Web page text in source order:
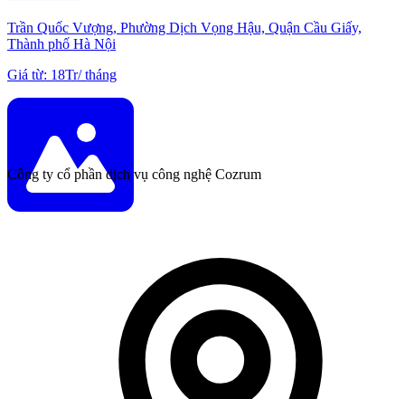
Trần Quốc Vượng, Phường Dịch Vọng Hậu, Quận Cầu Giấy,
Thành phố Hà Nội
Giá từ: 18Tr/tháng
Công ty cổ phần dịch vụ công nghệ Cozrum